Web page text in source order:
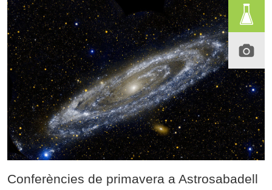
Conferències de primavera a Astrosabadell